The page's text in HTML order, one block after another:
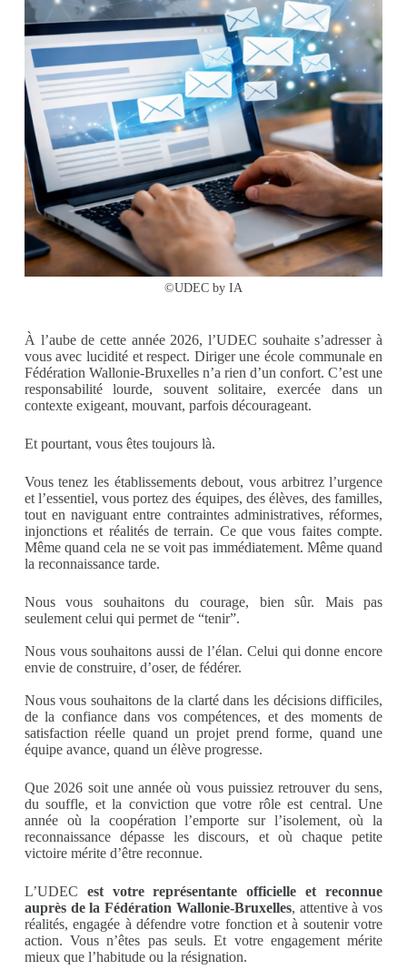
©UDEC by IA
À l’aube de cette année 2026, l’UDEC souhaite s’adresser à
vous avec lucidité et respect. Diriger une école communale en
Fédération Wallonie-Bruxelles n’a rien d’un confort. C’est une
responsabilité lourde, souvent solitaire, exercée dans un
contexte exigeant, mouvant, parfois décourageant.
Et pourtant, vous êtes toujours là.
Vous tenez les établissements debout, vous arbitrez l’urgence
et l’essentiel, vous portez des équipes, des élèves, des familles,
tout en naviguant entre contraintes administratives, réformes,
injonctions et réalités de terrain. Ce que vous faites compte.
Même quand cela ne se voit pas immédiatement. Même quand
la reconnaissance tarde.
Nous vous souhaitons du courage, bien sûr. Mais pas
seulement celui qui permet de “tenir”.
Nous vous souhaitons aussi de l’élan. Celui qui donne encore
envie de construire, d’oser, de fédérer.
Nous vous souhaitons de la clarté dans les décisions difficiles,
de la confiance dans vos compétences, et des moments de
satisfaction réelle quand un projet prend forme, quand une
équipe avance, quand un élève progresse.
Que 2026 soit une année où vous puissiez retrouver du sens,
du souffle, et la conviction que votre rôle est central. Une
année où la coopération l’emporte sur l’isolement, où la
reconnaissance dépasse les discours, et où chaque petite
victoire mérite d’être reconnue.
L’UDEC est votre représentante officielle et reconnue
auprès de la Fédération Wallonie-Bruxelles, attentive à vos
réalités, engagée à défendre votre fonction et à soutenir votre
action. Vous n’êtes pas seuls. Et votre engagement mérite
mieux que l’habitude ou la résignation.